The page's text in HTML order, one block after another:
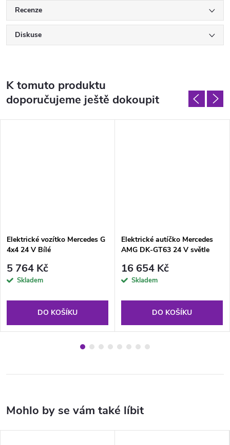
Recenze
Diskuse
K tomuto produktu
doporučujeme ještě dokoupit
Elektrické vozítko Mercedes G
4x4 24 V Bílé
5 764 Kč
Skladem
DO KOŠÍKU
Elektrické autíčko Mercedes
AMG DK-GT63 24 V světle
16 654 Kč
Skladem
DO KOŠÍKU